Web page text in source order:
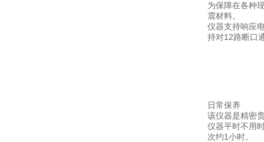
为保障在各种
震材料。
仪器支持响应
持对12路断口
日常保养
该仪器是精密
仪器平时不用
次约1小时。